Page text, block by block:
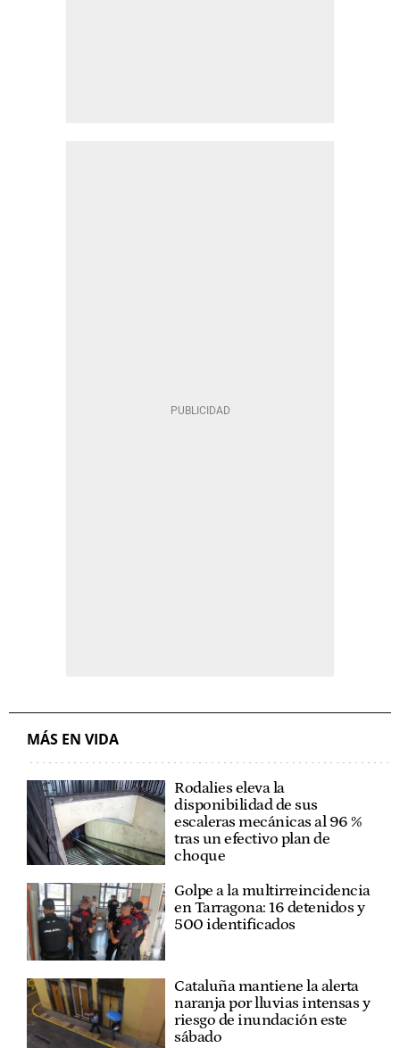
MÁS EN VIDA
Rodalies eleva la
disponibilidad de sus
escaleras mecánicas al 96 %
tras un efectivo plan de
choque
Golpe a la multirreincidencia
en Tarragona: 16 detenidos y
500 identificados
Cataluña mantiene la alerta
naranja por lluvias intensas y
riesgo de inundación este
sábado